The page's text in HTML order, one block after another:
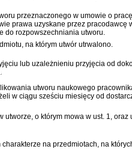
przeznaczonego w umowie o
prawa uzyskane przez pracodawcę
do rozpowszechniania utworu.
na którym utwór utrwalono.
lub uzależnieniu przyjęcia od
utworu naukowego
w ciągu sześciu miesięcy od
o którym mowa w ust. 1,
na przedmiotach, na